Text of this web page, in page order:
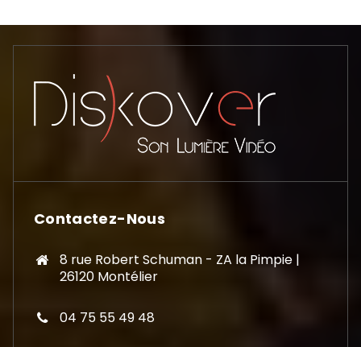
Contactez-Nous
8 rue Robert Schuman - ZA la Pimpie |
26120 Montélier
04 75 55 49 48